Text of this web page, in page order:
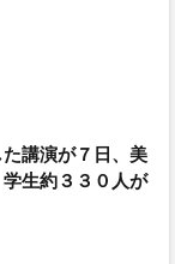
た講演が７日、美
生約３３０人が